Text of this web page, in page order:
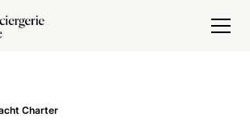
Charter